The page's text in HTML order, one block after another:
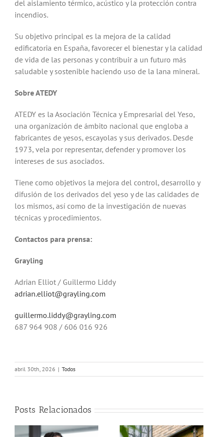
del aislamiento térmico, acústico y la protección contra
incendios.
Su objetivo principal es la mejora de la calidad
edificatoria en España, favorecer el bienestar y la calidad
de vida de las personas y contribuir a un futuro más
saludable y sostenible haciendo uso de la lana mineral.
Sobre ATEDY
ATEDY es la Asociación Técnica y Empresarial del Yeso,
una organización de ámbito nacional que engloba a
fabricantes de yesos, escayolas y sus derivados. Desde
1973, vela por representar, defender y promover los
intereses de sus asociados.
Tiene como objetivos la mejora del control, desarrollo y
difusión de los derivados del yeso y de las calidades de
los mismos, así como de la investigación de nuevas
técnicas y procedimientos.
Contactos para prensa:
Grayling
Adrian Elliot / Guillermo Liddy
adrian.elliot@grayling.com
guillermo.liddy@grayling.com
687 964 908 / 606 016 926
abril 30th, 2026 | Todos
Posts Relacionados